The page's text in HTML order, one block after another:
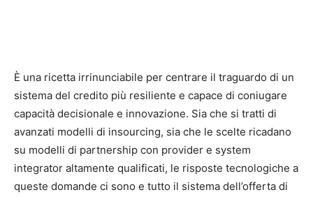
È una ricetta irrinunciabile per centrare il traguardo di un
sistema del credito più resiliente e capace di coniugare
capacità decisionale e innovazione. Sia che si tratti di
avanzati modelli di insourcing, sia che le scelte ricadano
su modelli di partnership con provider e system
integrator altamente qualificati, le risposte tecnologiche a
queste domande ci sono e tutto il sistema dell’offerta di